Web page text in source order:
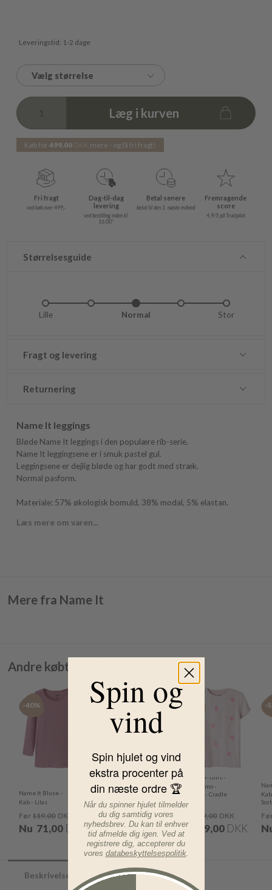
Leveringstid: 1-2 dage
Vælg størrelse
Læg i kurven
Køb for499,00 DKK mere - og få fri fragt!
Fri fragt
ved køb over 499,-
Dag-til-dag
levering
ved bestilling inden kl.
16.00*
Betal senere
betal til den 1. næste måned
Fremragende
score
4,9/5 på Trustpilot
Størrelsesguide
Lille Normal Stor
Fragt og levering
Returnering
Name It leggings
Bløde Name It leggings i den populære rib-serie.
Name It leggingsene er i smuk pastel gul.
Leggingsene er dejlig bløde og har godt med stræk.
Normal pasform.
Materiale: 57% økologisk bomuld, 38% modal, 5% elastan.
Læs mere om varen...
Mere fra Name It
Andre købte også
-40%
Name It Bluse -
Kab - Lilas
Før 119,00DKK
Nu 71,00 DKK
-40%
Name It Leggings -
Kab - Lilas
Før99,00DKK
Nu59,00DKK
Name It T-shirt -
NmfJolemo -
Jordbær - Cradle
Pink
119,00 DKK
Nu 59,00 DKK
-
Beskrivelse
Spin og
vind
Spin hjulet og vind
ekstra procenter på
din næste ordre 🏆
Når du spinner hjulet tilmelder
du dig samtidig vores
nyhedsbrev. Du kan til enhver
tid afmelde dig igen. Ved at
registrere dig, accepterer du
vores databeskyttelsespolitik.